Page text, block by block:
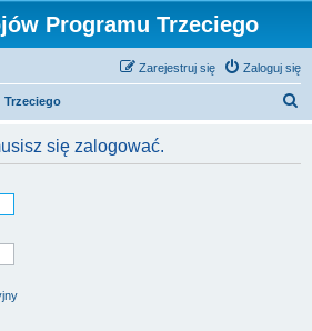
Programu Trzeciego
Zaloguj się
Zarejestruj się
Trzeciego
się zalogować.